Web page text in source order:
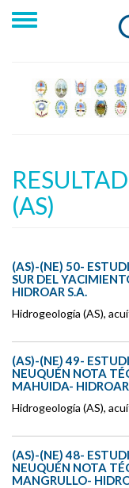
(AS)
(AS)-(NE) 50-
SUR DEL
HIDROAR S.A.
Hidrogeología (AS),
(AS)-(NE) 49-
NEUQUÉN NOTA
MAHUIDA- HIDROAR
Hidrogeología (AS),
(AS)-(NE) 48-
NEUQUÉN NOTA
MANGRULLO-